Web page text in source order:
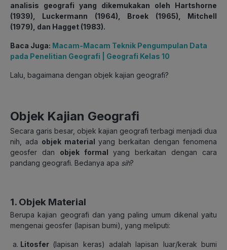
analisis geografi yang dikemukakan oleh Hartshorne
(1939), Luckermann (1964), Broek (1965), Mitchell
(1979), dan Hagget (1983).
Baca Juga: Macam-Macam Teknik Pengumpulan Data
pada Penelitian Geografi | Geografi Kelas 10
Lalu, bagaimana dengan objek kajian geografi?
Objek Kajian Geografi
Secara garis besar, objek kajian geografi terbagi menjadi dua
nih, ada objek material yang berkaitan dengan fenomena
geosfer dan objek formal yang berkaitan dengan cara
pandang geografi. Bedanya apa sih?
1. Objek Material
Berupa kajian geografi dan yang paling umum dikenal yaitu
mengenai geosfer (lapisan bumi), yang meliputi:
Litosfer (lapisan keras) adalah lapisan luar/kerak bumi